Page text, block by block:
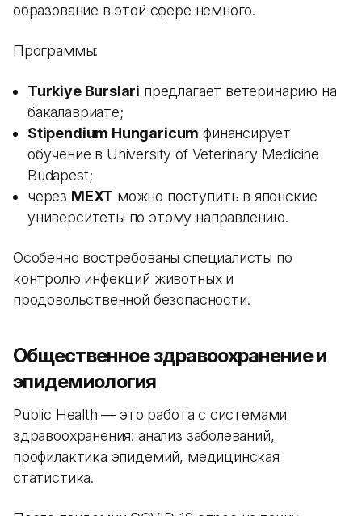
образование в этой сфере немного.
Программы:
Turkiye Burslari предлагает ветеринарию на
бакалавриате;
Stipendium Hungaricum финансирует
обучение в University of Veterinary Medicine
Budapest;
через MEXT можно поступить в японские
университеты по этому направлению.
Особенно востребованы специалисты по
контролю инфекций животных и
продовольственной безопасности.
Общественное здравоохранение и
эпидемиология
Public Health — это работа с системами
здравоохранения: анализ заболеваний,
профилактика эпидемий, медицинская
статистика.